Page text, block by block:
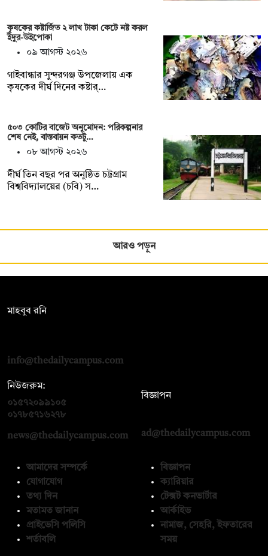
কৃষকের কষ্টার্জিত ২ লাখ টাকা কেটে নষ্ট করল
ইঁদুর-উইপোকা
০৯ আগস্ট ২০২৬
গাইবান্ধার সুন্দরগঞ্জ উপজেলায় এক
কৃষকের দীর্ঘ দিনের কষ্টার্…
৫০৩ কোটির বাজেট অনুমোদন: পরিকল্পনার
শেষ নেই, বাস্তবায়ন কতটু…
০৮ আগস্ট ২০২৬
দীর্ঘ তিন বছর পর অনুষ্ঠিত চট্টগ্রাম
বিশ্ববিদ্যালয়ের (চবি) স…
আরও পড়ুন
মাহবুব রনি
info@thedailycampus.com
নিউজরুম:
০১৫৭২০৯৯১০৫
০১৭৮৫৭১৬২৭৮
news@thedailycampus.com
বিজ্ঞাপন
ad@thedailycampus.com
আমাদের সম্পর্কে
যোগাযোগ
তথ্য দিন
মতামত জানান
প্রাইভেসি পলিসি
শর্তাবলি
বিজ্ঞাপন
ক্যারিয়ার
টেক্সট কনভার্টার
আর্কাইভ
নামাজ, সেহরি, ইফতারের
সময়